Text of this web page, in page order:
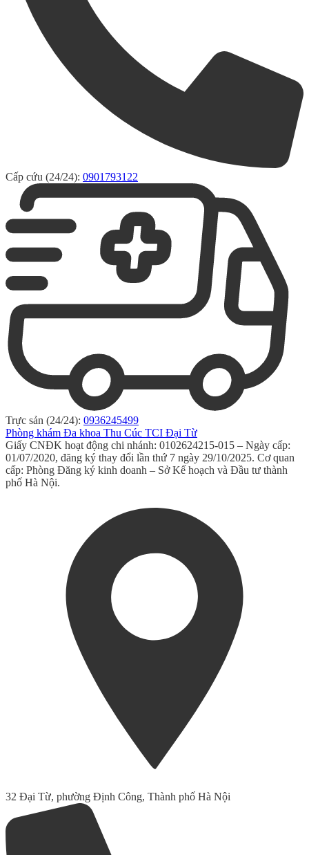
Cấp cứu (24/24): 0901793122
Trực sản (24/24): 0936245499
Phòng khám Đa khoa Thu Cúc TCI Đại Từ
Giấy CNĐK hoạt động chi nhánh: 0102624215-015 – Ngày cấp:
01/07/2020, đăng ký thay đổi lần thứ 7 ngày 29/10/2025. Cơ quan
cấp: Phòng Đăng ký kinh doanh – Sở Kế hoạch và Đầu tư thành
phố Hà Nội.
32 Đại Từ, phường Định Công, Thành phố Hà Nội